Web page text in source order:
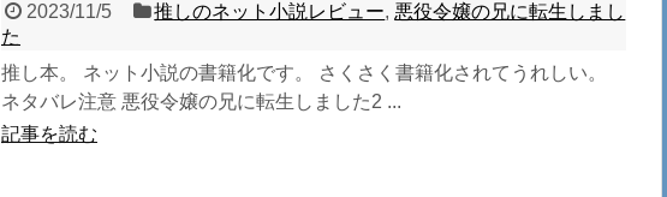
2023/11/5 推しのネット小説レビュー, 悪役令嬢の兄に転生しまし
た
推し本。 ネット小説の書籍化です。 さくさく書籍化されてうれしい。
ネタバレ注意 悪役令嬢の兄に転生しました2 ...
記事を読む